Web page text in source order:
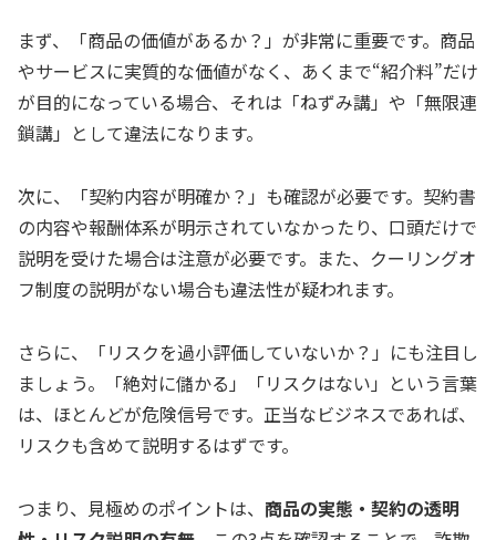
まず、「商品の価値があるか？」が非常に重要です。商品
やサービスに実質的な価値がなく、あくまで“紹介料”だけ
が目的になっている場合、それは「ねずみ講」や「無限連
鎖講」として違法になります。
次に、「契約内容が明確か？」も確認が必要です。契約書
の内容や報酬体系が明示されていなかったり、口頭だけで
説明を受けた場合は注意が必要です。また、クーリングオ
フ制度の説明がない場合も違法性が疑われます。
さらに、「リスクを過小評価していないか？」にも注目し
ましょう。「絶対に儲かる」「リスクはない」という言葉
は、ほとんどが危険信号です。正当なビジネスであれば、
リスクも含めて説明するはずです。
つまり、見極めのポイントは、 商品の実態・契約の透明